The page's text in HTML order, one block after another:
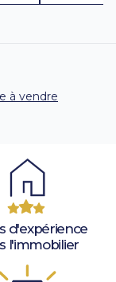
à vendre
d'expérience
l'immobilier